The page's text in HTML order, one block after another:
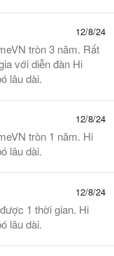
12/8/24
tròn 3 năm. Rất
với diễn đàn Hi
lâu dài.
12/8/24
tròn 1 năm. Hi
lâu dài.
12/8/24
1 thời gian. Hi
lâu dài.